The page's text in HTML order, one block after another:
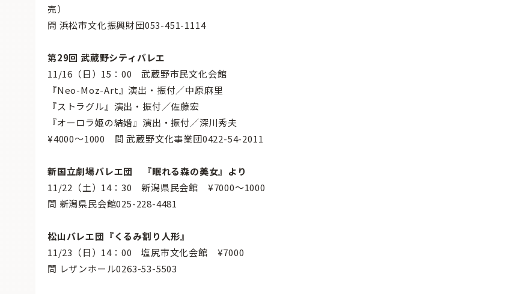
売）
問 浜松市文化振興財団053-451-1114
第29回 武蔵野シティバレエ
11/16（日）15：00 武蔵野市民文化会館
『Neo-Moz-Art』演出・振付／中原麻里
『ストラグル』演出・振付／佐藤宏
『オーロラ姫の結婚』演出・振付／深川秀夫
¥4000〜1000 問 武蔵野文化事業団0422-54-2011
新国立劇場バレエ団 『眠れる森の美女』より
11/22（土）14：30 新潟県民会館 ¥7000〜1000
問 新潟県民会館025-228-4481
松山バレエ団『くるみ割り人形』
11/23（日）14：00 塩尻市文化会館 ¥7000
問 レザンホール0263-53-5503